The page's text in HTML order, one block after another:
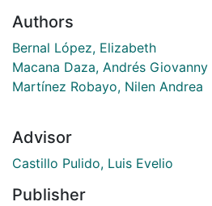
Authors
Bernal López, Elizabeth
Macana Daza, Andrés Giovanny
Martínez Robayo, Nilen Andrea
Advisor
Castillo Pulido, Luis Evelio
Publisher